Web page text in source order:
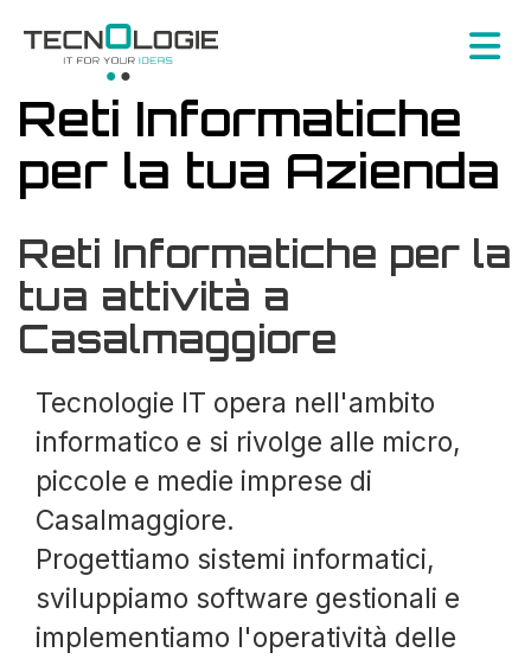
Reti Informatiche
per la tua Azienda
Reti Informatiche per la
tua attività a
Casalmaggiore
Tecnologie IT opera nell'ambito
informatico e si rivolge alle micro,
piccole e medie imprese di
Casalmaggiore.
Progettiamo sistemi informatici,
sviluppiamo software gestionali e
implementiamo l'operatività delle